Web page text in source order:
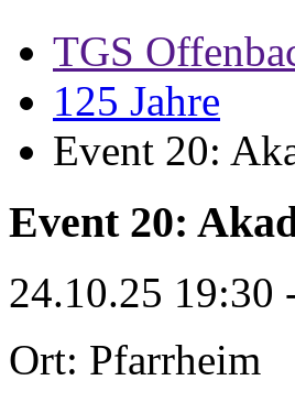
TGS
125 Jahre
Event 20:
Event 20:
24.10.25 19:30
Ort: Pfarrheim